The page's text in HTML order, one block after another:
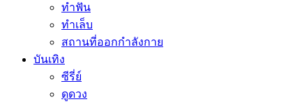
ทำฟัน
ทำเล็บ
สถานที่ออกกำลังกาย
บันเทิง
ซีรี่ย์
ดูดวง